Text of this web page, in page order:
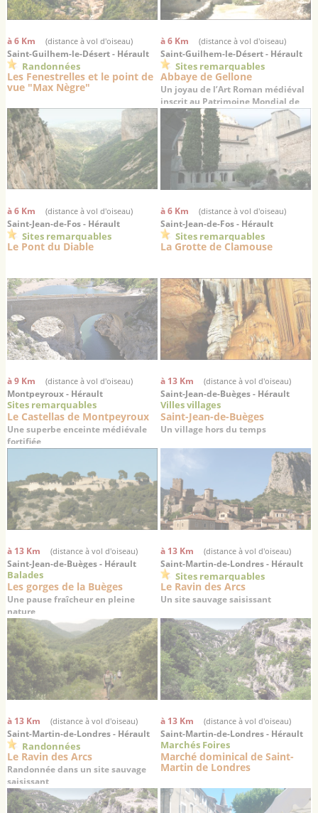
à 6 Km (distance à vol d'oiseau)
Saint-Guilhem-le-Désert - Hérault
Randonnées
Les Fenestrelles et le point de
vue "Max Nègre"
à 6 Km (distance à vol d'oiseau)
Saint-Guilhem-le-Désert - Hérault
Sites remarquables
Abbaye de Gellone
Un joyau de l’Art Roman médiéval
inscrit au Patrimoine Mondial de
l’UNESCO
à 6 Km (distance à vol d'oiseau)
Saint-Jean-de-Fos - Hérault
Sites remarquables
Le Pont du Diable
à 6 Km (distance à vol d'oiseau)
Saint-Jean-de-Fos - Hérault
Sites remarquables
La Grotte de Clamouse
à 9 Km (distance à vol d'oiseau)
Montpeyroux - Hérault
Sites remarquables
Le Castellas de Montpeyroux
Une superbe enceinte médiévale
fortifiée
à 13 Km (distance à vol d'oiseau)
Saint-Jean-de-Buèges - Hérault
Villes villages
Saint-Jean-de-Buèges
Un village hors du temps
à 13 Km (distance à vol d'oiseau)
Saint-Jean-de-Buèges - Hérault
Balades
Les gorges de la Buèges
Une pause fraîcheur en pleine
nature
à 13 Km (distance à vol d'oiseau)
Saint-Martin-de-Londres - Hérault
Sites remarquables
Le Ravin des Arcs
Un site sauvage saisissant
à 13 Km (distance à vol d'oiseau)
Saint-Martin-de-Londres - Hérault
Randonnées
Le Ravin des Arcs
Randonnée dans un site sauvage
saisissant
à 13 Km (distance à vol d'oiseau)
Saint-Martin-de-Londres - Hérault
Marchés Foires
Marché dominical de Saint-
Martin de Londres